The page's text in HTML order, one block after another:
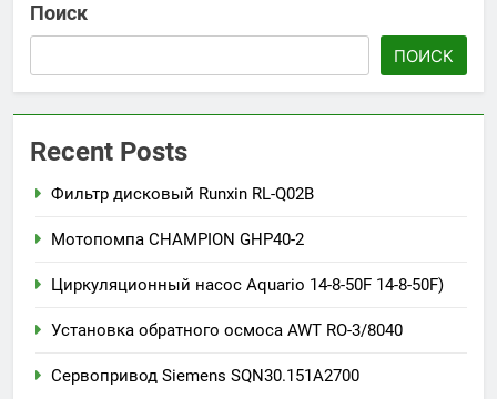
Поиск
ПОИСК
Recent Posts
Фильтр дисковый Runxin RL-Q02B
Мотопомпа CHAMPION GHP40-2
Циркуляционный насос Aquario 14-8-50F 14-8-50F)
Установка обратного осмоса AWT RO-3/8040
Сервопривод Siemens SQN30.151A2700